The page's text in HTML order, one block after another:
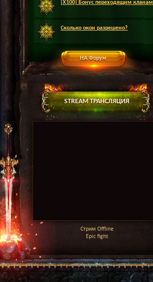
[X100] Бонус переходящим кланам
Сколько окон разрешено?
НА Форум
STREAM ТРАНСЛЯЦИЯ
Стрим Offline
Epic fight